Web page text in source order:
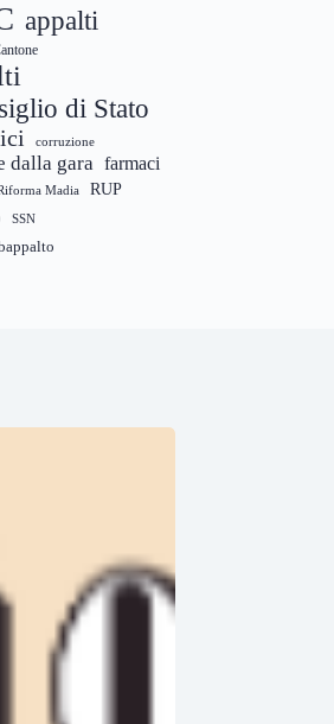
appalti
di Stato
corruzione
dalla gara farmaci
Madia RUP
SSN